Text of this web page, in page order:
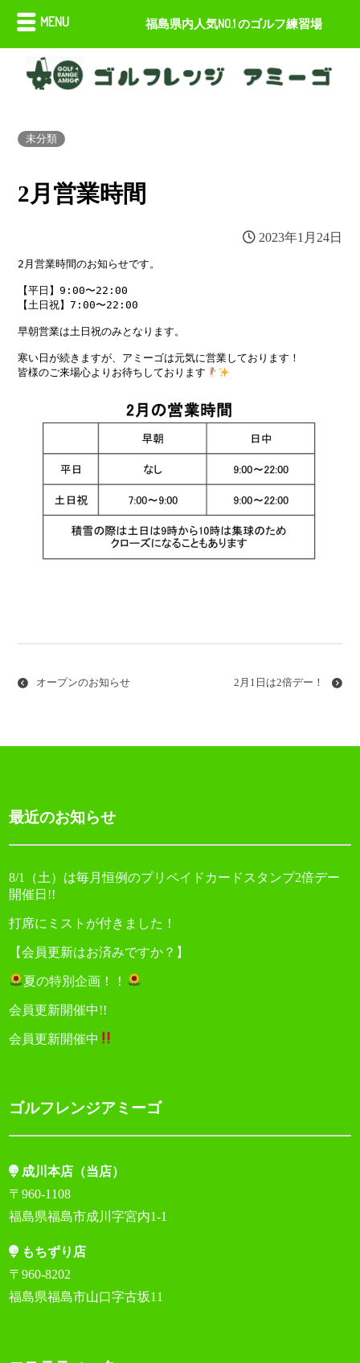
未分類
2月営業時間
2023年1月24日
2月営業時間のお知らせです。
【平日】9:00〜22:00
【土日祝】7:00〜22:00
早朝営業は土日祝のみとなります。
寒い日が続きますが、アミーゴは元気に営業しております！
皆様のご来場心よりお待ちしております
稿
ナ
ョ
ン
オープンのお知らせ 2月1日は2倍デー！
最近のお知らせ
8/1（土）は毎月恒例のプリペイドカードスタンプ2倍デー
開催日!!
打席にミストが付きました！
【会員更新はお済みですか？】
夏の特別企画！！
会員更新開催中!!
会員更新開催中
ゴルフレンジアミーゴ
成川本店（当店）
〒960-1108
福島県福島市成川字宮内1-1
もちずり店
〒960-8202
福島県福島市山口字古坂11
MENU 福島県内人気NO.1 のゴルフ練習場